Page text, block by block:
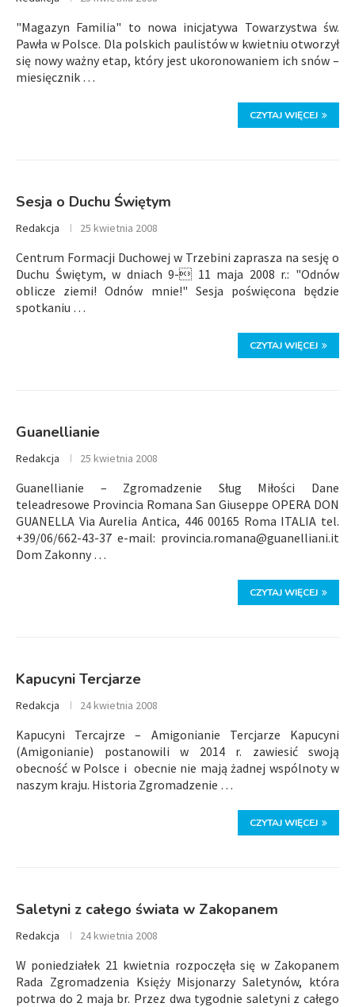
"Magazyn Familia" to nowa inicjatywa Towarzystwa św.
Pawła w Polsce. Dla polskich paulistów w kwietniu otworzył
się nowy ważny etap, który jest ukoronowaniem ich snów –
miesięcznik …
CZYTAJ WIĘCEJ
Sesja o Duchu Świętym
Redakcja 25 kwietnia 2008
Centrum Formacji Duchowej w Trzebini zaprasza na sesję o
Duchu Świętym, w dniach 9- 11 maja 2008 r.: "Odnów
oblicze ziemi! Odnów mnie!" Sesja poświęcona będzie
spotkaniu …
CZYTAJ WIĘCEJ
Guanellianie
Redakcja 25 kwietnia 2008
Guanellianie – Zgromadzenie Sług Miłości Dane
teleadresowe Provincia Romana San Giuseppe OPERA DON
GUANELLA Via Aurelia Antica, 446 00165 Roma ITALIA tel.
+39/06/662-43-37 e-mail: provincia.romana@guanelliani.it
Dom Zakonny …
CZYTAJ WIĘCEJ
Kapucyni Tercjarze
Redakcja 24 kwietnia 2008
Kapucyni Tercajrze – Amigonianie Tercjarze Kapucyni
(Amigonianie) postanowili w 2014 r. zawiesić swoją
obecność w Polsce i obecnie nie mają żadnej wspólnoty w
naszym kraju. Historia Zgromadzenie …
CZYTAJ WIĘCEJ
Saletyni z całego świata w Zakopanem
Redakcja 24 kwietnia 2008
W poniedziałek 21 kwietnia rozpoczęła się w Zakopanem
Rada Zgromadzenia Księży Misjonarzy Saletynów, która
potrwa do 2 maja br. Przez dwa tygodnie saletyni z całego